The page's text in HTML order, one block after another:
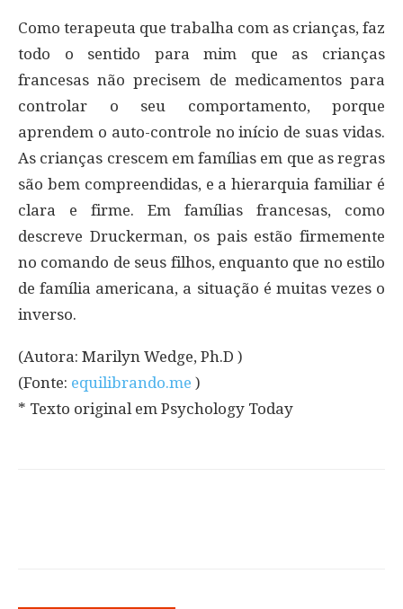
Como terapeuta que trabalha com as crianças, faz
todo o sentido para mim que as crianças
francesas não precisem de medicamentos para
controlar o seu comportamento, porque
aprendem o auto-controle no início de suas vidas.
As crianças crescem em famílias em que as regras
são bem compreendidas, e a hierarquia familiar é
clara e firme. Em famílias francesas, como
descreve Druckerman, os pais estão firmemente
no comando de seus filhos, enquanto que no estilo
de família americana, a situação é muitas vezes o
inverso.
(Autora: Marilyn Wedge, Ph.D )
(Fonte: equilibrando.me )
* Texto original em Psychology Today